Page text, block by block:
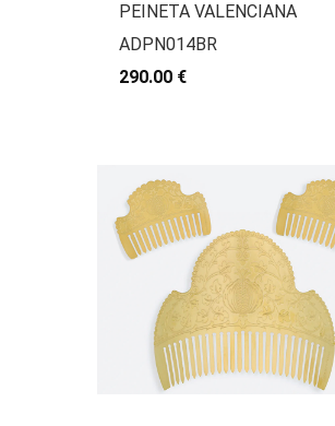
PEINETA VALENCIANA
ADPN014BR
290.00 €